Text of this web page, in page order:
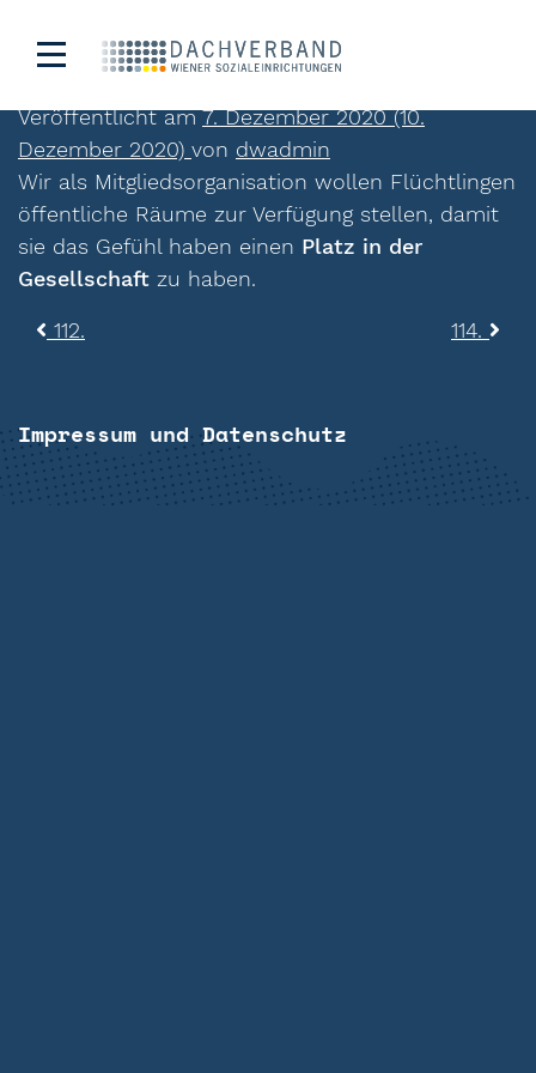
113.
Veröffentlicht am7. Dezember 2020(10.
Dezember 2020) von dwadmin
Wir als Mitgliedsorganisation wollen Flüchtlingen
öffentliche Räume zur Verfügung stellen, damit
sie das Gefühl haben einen Platz in der
Gesellschaft zu haben.
Beitragsnavigation
112. 114.
Impressum und Datenschutz